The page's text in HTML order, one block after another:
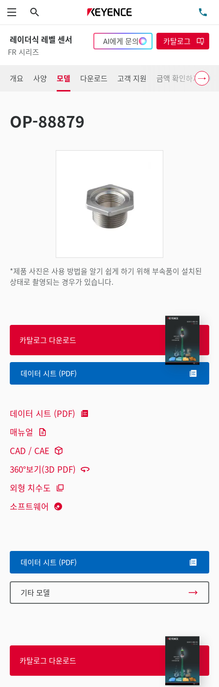
메뉴
레이더식 레벨 센서
FR 시리즈
AI에게 문의 카탈로그
개요 사양 모델 다운로드 고객 지원 금액 확인하기
OP-88879
*제품 사진은 사용 방법을 알기 쉽게 하기 위해 부속품이 설치된
상태로 촬영되는 경우가 있습니다.
카탈로그 다운로드
데이터 시트 (PDF)
데이터 시트 (PDF)
매뉴얼
CAD / CAE
360°보기(3D PDF)
외형 치수도
소프트웨어
데이터 시트 (PDF)
기타 모델
카탈로그 다운로드